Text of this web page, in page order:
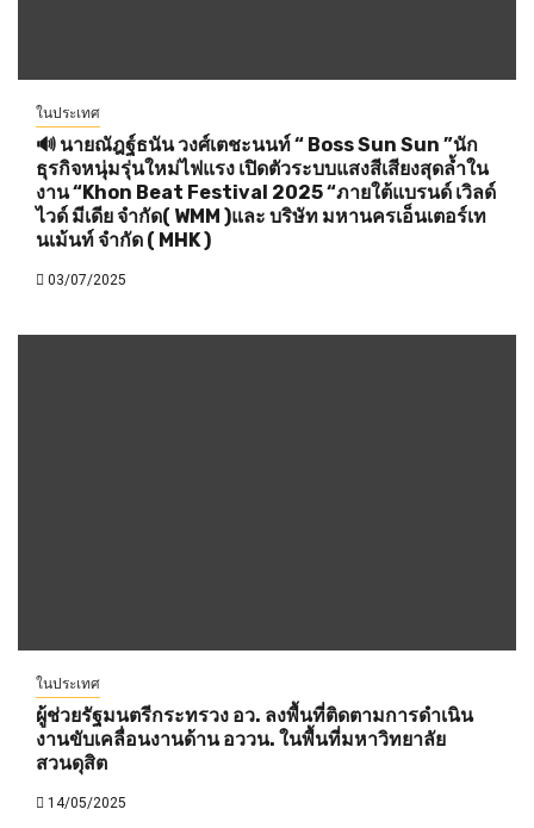
ในประเทศ
🔊 นายณัฎฐ์ธนัน วงศ์เตชะนนท์ “ Boss Sun Sun ”นัก
ธุรกิจหนุ่มรุ่นใหม่ไฟแรง เปิดตัวระบบแสงสีเสียงสุดล้ำใน
งาน “Khon Beat Festival 2025 “ภายใต้แบรนด์ เวิลด์
ไวด์ มีเดีย จำกัด( WMM )และ บริษัท มหานครเอ็นเตอร์เท
นเม้นท์ จำกัด ( MHK )
03/07/2025
ในประเทศ
ผู้ช่วยรัฐมนตรีกระทรวง อว. ลงพื้นที่ติดตามการดำเนิน
งานขับเคลื่อนงานด้าน อววน. ในพื้นที่มหาวิทยาลัย
สวนดุสิต
14/05/2025